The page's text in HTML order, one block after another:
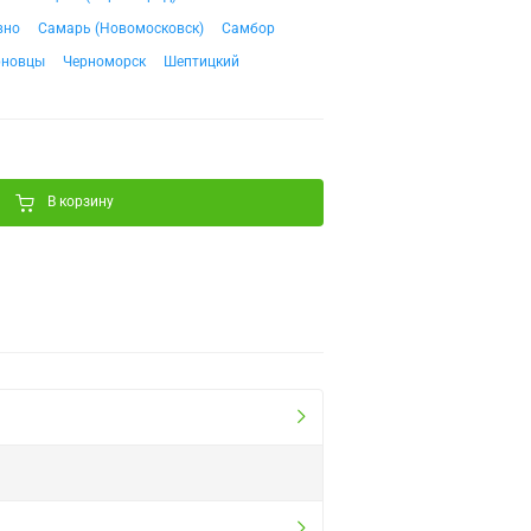
Самарь (Новомосковск)
Самбор
Черноморск Шептицкий
В корзину